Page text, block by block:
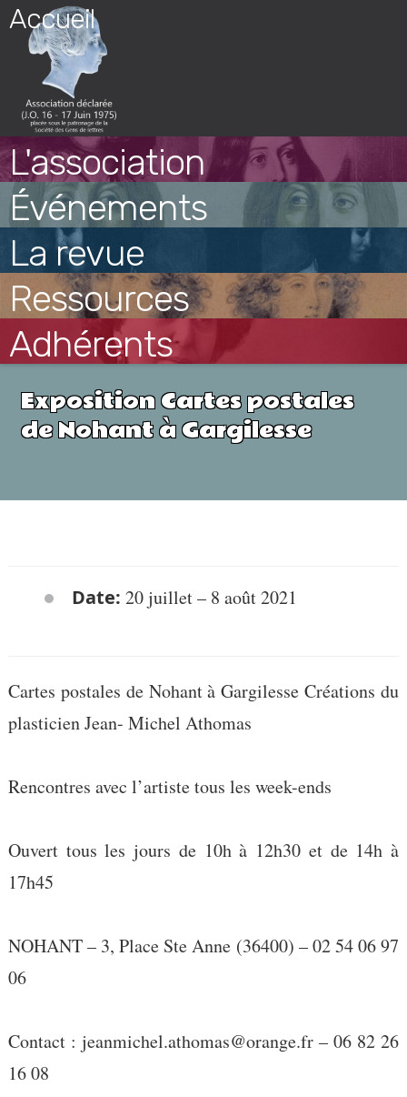
Skip
content
Accueil
L'association
Événements
La revue
Ressources
Adhérents
Exposition Cartes postales
de Nohant à Gargilesse
Date: 20 juillet– 8 août 2021
Cartes postales de Nohant à Gargilesse Créations du
plasticien Jean- Michel Athomas
Rencontres avec l’artiste tous les week-ends
Ouvert tous les jours de 10h à 12h30 et de 14h à
17h45
NOHANT – 3, Place Ste Anne (36400) – 02 54 06 97
06
Contact : jeanmichel.athomas@orange.fr – 06 82 26
16 08